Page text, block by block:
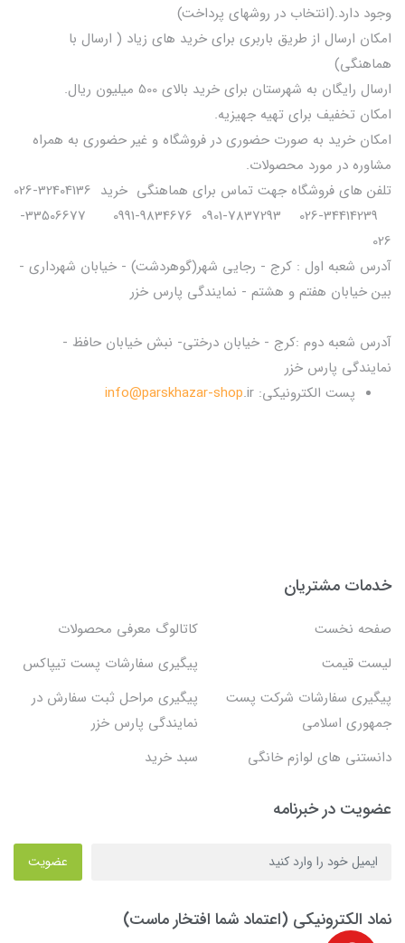
وجود دارد.(انتخاب در روشهای پرداخت)
امکان ارسال از طریق باربری برای خرید های زیاد ( ارسال با
هماهنگی)
ارسال رایگان به شهرستان برای خرید بالای 500 میلیون ریال.
امکان تخفیف برای تهیه جهیزیه.
امکان خرید به صورت حضوری در فروشگاه و غیر حضوری به همراه
مشاوره در مورد محصولات.
تلفن های فروشگاه جهت تماس برای هماهنگی خرید 32404136-026
34414239-026 7837293-0901 9834676-0991 33506677-
026
آدرس شعبه اول : کرج - رجایی شهر(گوهردشت) - خیابان شهرداری -
بین خیابان هفتم و هشتم - نمایندگی پارس خزر
آدرس شعبه دوم :کرج - خیابان درختی- نبش خیابان حافظ -
نمایندگی پارس خزر
پست الکترونیکی:
info@parskhazar-shop.ir
خدمات مشتریان
صفحه نخست
کاتالوگ معرفی محصولات
لیست قیمت
پیگیری سفارشات پست تیپاکس
پیگیری سفارشات شرکت پست
جمهوری اسلامی
پیگیری مراحل ثبت سفارش در
نمایندگی پارس خزر
دانستنی های لوازم خانگی
سبد خرید
عضویت در خبرنامه
عضویت
نماد الکترونیکی (اعتماد شما افتخار ماست)